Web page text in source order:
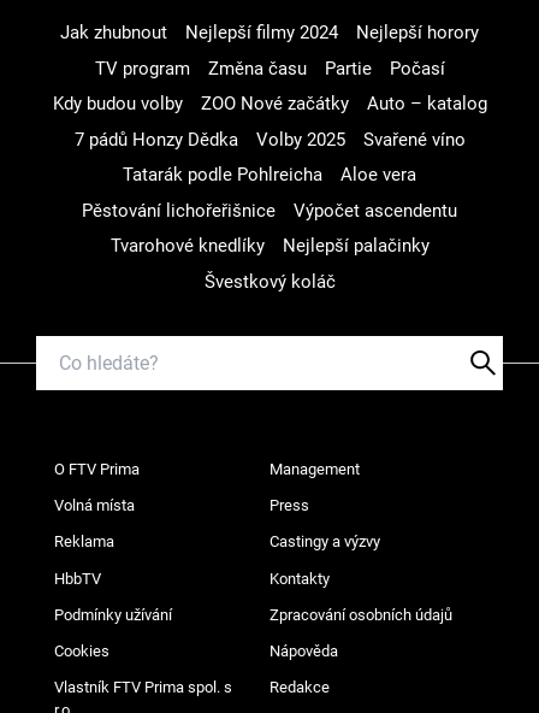
Jak zhubnout Nejlepší filmy 2024
Nejlepší horory
TV program
Změna času Partie
Počasí
Kdy budou volby
ZOO Nové začátky
Auto – katalog
7 pádů Honzy Dědka
Volby 2025
Svařené víno
Tatarák podle Pohlreicha
Aloe vera
Pěstování lichořeřišnice
Výpočet ascendentu
Tvarohové knedlíky
Nejlepší palačinky
Švestkový koláč
O FTV Prima Management
Volná místa Press
Reklama Castingy a výzvy
HbbTV Kontakty
Podmínky užívání Zpracování osobních údajů
Cookies Nápověda
Vlastník FTV Prima spol. s
Redakce